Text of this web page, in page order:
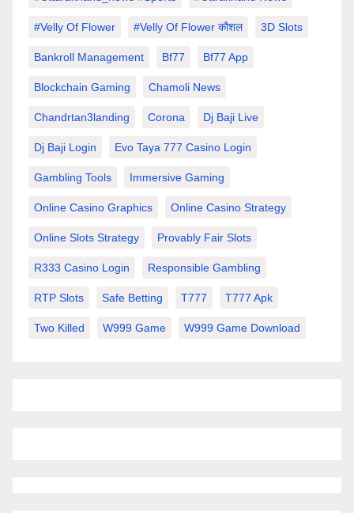
#velly Of Flower #velly Of Flower कौशल 3D Slots
Bankroll Management Bf77 Bf77 App
Blockchain Gaming Chamoli News
Chandrtan3landing Corona Dj Baji Live
Dj Baji Login Evo Taya 777 Casino Login
Gambling Tools Immersive Gaming
Online Casino Graphics Online Casino Strategy
Online Slots Strategy Provably Fair Slots
R333 Casino Login Responsible Gambling
RTP Slots Safe Betting T777 T777 Apk
Two Killed W999 Game W999 Game Download